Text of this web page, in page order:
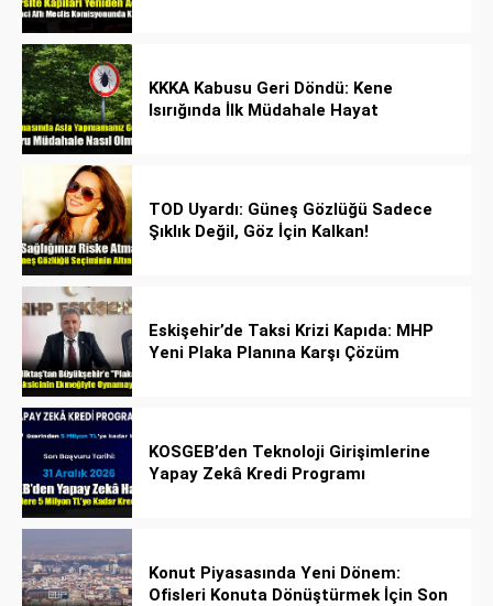
KKKA Kabusu Geri Döndü: Kene
Isırığında İlk Müdahale Hayat
TOD Uyardı: Güneş Gözlüğü Sadece
Şıklık Değil, Göz İçin Kalkan!
Eskişehir’de Taksi Krizi Kapıda: MHP
Yeni Plaka Planına Karşı Çözüm
KOSGEB’den Teknoloji Girişimlerine
Yapay Zekâ Kredi Programı
Konut Piyasasında Yeni Dönem:
Ofisleri Konuta Dönüştürmek İçin Son